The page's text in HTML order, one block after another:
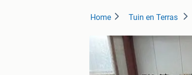
Home Tuin en Terras